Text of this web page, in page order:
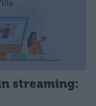
streaming: